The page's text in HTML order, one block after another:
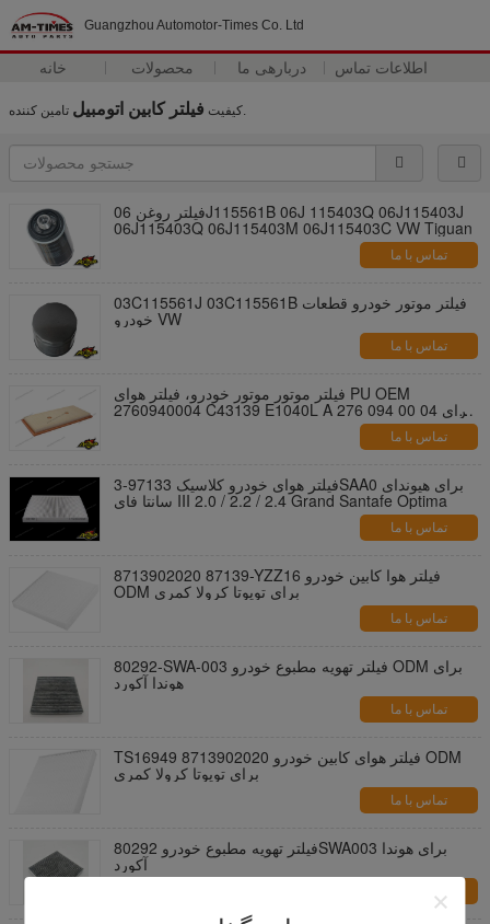
Guangzhou Automotor-Times Co. Ltd
خانه محصولات دربارهی ما اطلاعات تماس
کیفیت فیلتر کابین اتومبیل تامین کننده.
فیلتر روغن 06J115561B 06J 115403Q 06J115403J
06J115403Q 06J115403M 06J115403C VW Tiguan
تماس با ما
03C115561J 03C115561B فیلتر موتور خودرو قطعات
خودرو VW
تماس با ما
فیلتر موتور موتور خودرو، فیلتر هوای PU OEM
2760940004 C43139 E1040L A 276 094 00 04 برای
تماس با ما
فیلتر هوای خودرو کلاسیک 97133-3SAA0 برای هیوندای
سانتا فای III 2.0 / 2.2 / 2.4 Grand Santafe Optima
تماس با ما
8713902020 87139-YZZ16 فیلتر هوا کابین خودرو
ODM برای تویوتا کرولا کمری
تماس با ما
80292-SWA-003 فیلتر تهویه مطبوع خودرو ODM برای
هوندا آکورد
تماس با ما
TS16949 8713902020 فیلتر هوای کابین خودرو ODM
برای تویوتا کرولا کمری
تماس با ما
فیلتر تهویه مطبوع خودرو 80292SWA003 برای هوندا
آکورد